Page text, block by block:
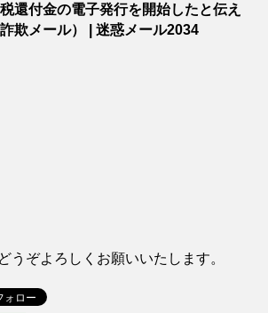
還付金の電子発行を開始したと伝え
欺メール） | 迷惑メール2034
うぞよろしくお願いいたします。